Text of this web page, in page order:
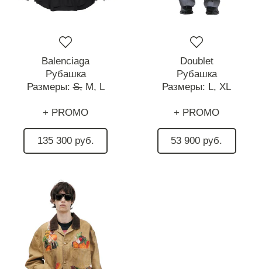
Balenciaga
Рубашка
Размеры:S, M, L
+ PROMO
135 300 руб.
Doublet
Рубашка
Размеры: L, XL
+ PROMO
53 900 руб.